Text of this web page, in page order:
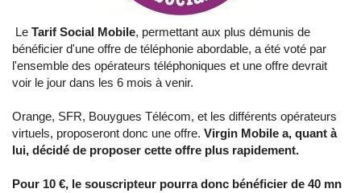
Le Tarif Social Mobile, permettant aux plus démunis de
bénéficier d'une offre de téléphonie abordable, a été voté par
l'ensemble des opérateurs téléphoniques et une offre devrait
voir le jour dans les 6 mois à venir.
Orange, SFR, Bouygues Télécom, et les différents opérateurs
virtuels, proposeront donc une offre. Virgin Mobile a, quant à
lui, décidé de proposer cette offre plus rapidement.
Pour 10 €, le souscripteur pourra donc bénéficier de 40 mn